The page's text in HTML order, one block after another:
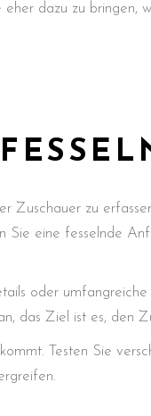
dazu zu bringen,
zu
eine fesselnde
oder
das Ziel ist es, den
Testen Sie